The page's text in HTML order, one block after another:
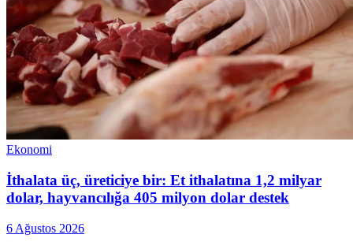
Ekonomi
İthalata üç, üreticiye bir: Et ithalatına 1,2 milyar
dolar, hayvancılığa 405 milyon dolar destek
6 Ağustos 2026